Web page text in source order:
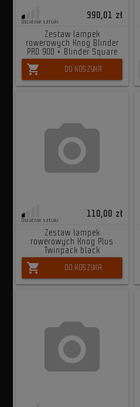
Ostatnie sztuki
390,01 zł
Zestaw lampek
rowerowych Knog Blinder
PRO 900 + Blinder Square
shopping_cart DO KOSZYKA
Ostatnie sztuki
110,00 zł
Zestaw lampek
rowerowych Knog Plus
Twinpack black
shopping_cart DO KOSZYKA